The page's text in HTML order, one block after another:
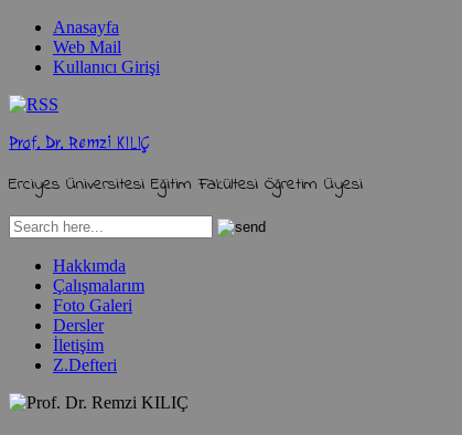
Anasayfa
Web Mail
Kullanıcı Girişi
Prof. Dr. Remzi KILIÇ
Erciyes Üniversitesi Eğitim Fakültesi Öğretim Üyesi
Hakkımda
Çalışmalarım
Foto Galeri
Dersler
İletişim
Z.Defteri